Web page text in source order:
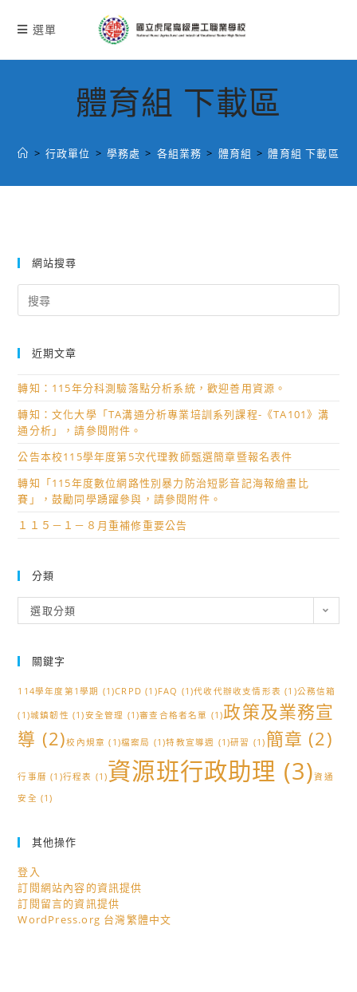
選單
體育組 下載區
> 行政單位 > 學務處 > 各組業務 > 體育組 > 體育組 下載區
網站搜尋
for:
近期文章
轉知：115年分科測驗落點分析系統，歡迎善用資源。
轉知：文化大學「TA溝通分析專業培訓系列課程-《TA101》溝
通分析」，請參閱附件。
公告本校115學年度第5次代理教師甄選簡章暨報名表件
轉知「115年度數位網路性別暴力防治短影音記海報繪畫比
賽」，鼓勵同學踴躍參與，請參閱附件。
１１５－１－８月重補修重要公告
分類
類
選取分類
關鍵字
114學年度第1學期 (1)CRPD (1)FAQ (1)代收代辦收支情形表 (1)公務信箱
(1)城鎮韌性 (1)安全管理 (1)審查合格者名單 (1)政策及業務宣
導 (2)校內規章 (1)檔案局 (1)特教宣導週 (1)研習 (1) 簡章 (2)
行事曆 (1)行程表 (1)資源班行政助理 (3)資通
安全 (1)
其他操作
登入
訂閱網站內容的資訊提供
訂閱留言的資訊提供
WordPress.org 台灣繁體中文